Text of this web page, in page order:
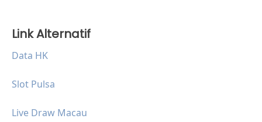
Link Alternatif
Data HK
Slot Pulsa
Live Draw Macau